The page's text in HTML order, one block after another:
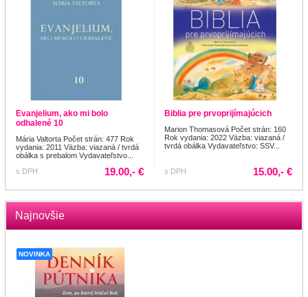
Evanjelium, ako mi bolo
odhalené 10
Mária Valtorta Počet strán: 477 Rok
vydania: 2011 Väzba: viazaná / tvrdá
obálka s prebalom Vydavateľstvo...
s DPH
19.00,- €
Biblia pre prvoprijímajúcich
Marion Thomasová Počet strán: 160
Rok vydania: 2022 Väzba: viazaná /
tvrdá obálka Vydavateľstvo: SSV...
s DPH 15.00,- €
Najnovšie
NOVINKA